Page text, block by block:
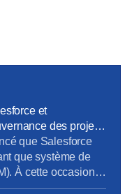
et
des projets
que Salesforce
que système de
À cette occasion,
du Système